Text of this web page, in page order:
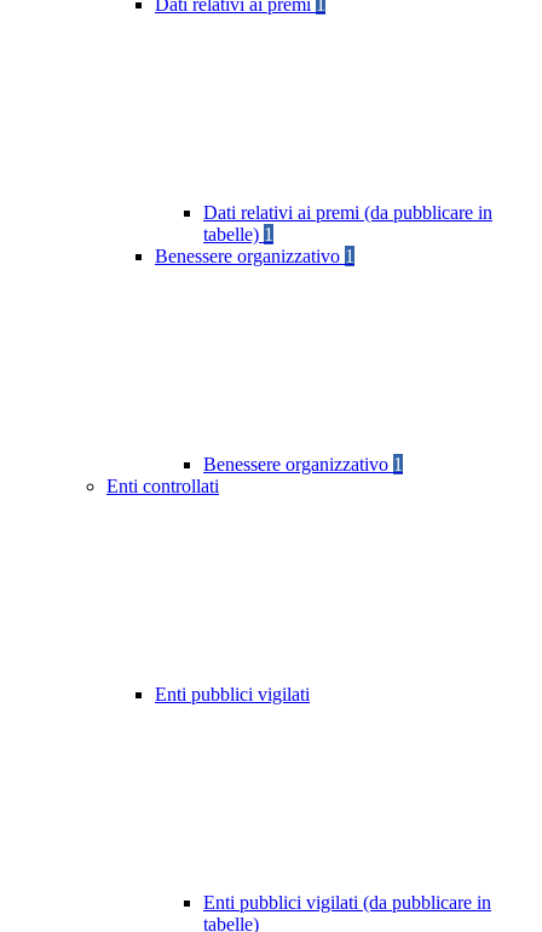
Dati relativi ai premi
Dati relativi ai premi (da pubblicare in
tabelle) 1
Benessere organizzativo 1
Benessere organizzativo 1
Enti controllati
Enti pubblici vigilati
Enti pubblici vigilati (da pubblicare in
tabelle)